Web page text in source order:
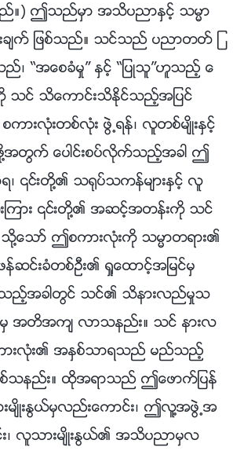
ည္။) ဤသည္မွာ အသိပညာႏွင့္ သမၼာ
နားခ်က္ ျဖစ္သည္။ သင္သည္ ပညာတတ္ ျ
ည္၊ “အေစခံမႈ” ႏွင့္ “ျပဳသူ”ဟူသည့္ ေ
သင္ သိေကာင္းသိႏိုင္သည့္အျပင္
ကားလုံးတစ္လုံး ဖြဲ႕ရန္၊ လူတစ္မ်ိဳးႏွင့္
အတြက္ ေပါင္းစပ္လိုက္သည့္အခါ ဤ
၊ ၎တို႔၏ သ႐ုပ္သကန္မ်ားႏွင့္ လူ
းၾကား ၎တို႔၏ အဆင့္အတန္းကို သင္
ေသာ္ ဤစကားလုံးကို သမၼာတရား၏
န္ဆင္းခံတစ္ဦး၏ ရႈေထာင့္အျမင္မွ
ည့္အခါတြင္ သင္၏ သိနားလည္မႈသ
အတိအက် လာသနည္း။ သင္ နားလ
လုံး၏ အႏွစ္သာရသည္ မည္သည့္
နည္း။ ထိုအရာသည္ ဤေဖာက္ျပန္
းႏြယ္မွလည္းေကာင္း၊ ဤလူ႔အဖြဲ႕အ
၊ လူသားမ်ိဳးႏြယ္၏ အသိပညာမွလ